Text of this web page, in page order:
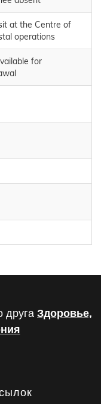
at the Centre of
operations
for
друга Здоровье,